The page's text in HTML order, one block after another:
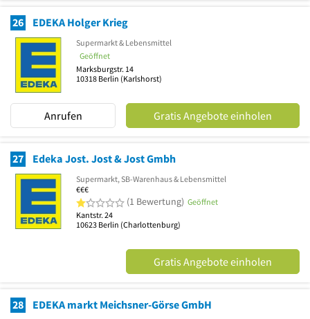
26 EDEKA Holger Krieg
Supermarkt & Lebensmittel
Geöffnet
Marksburgstr. 14
10318 Berlin (Karlshorst)
Anrufen Gratis Angebote einholen
27 Edeka Jost. Jost & Jost Gmbh
Supermarkt, SB-Warenhaus & Lebensmittel
€€€
1 von 5 Sternen
(1 Bewertung) Geöffnet
Kantstr. 24
10623 Berlin (Charlottenburg)
Gratis Angebote einholen
28 EDEKA markt Meichsner-Görse GmbH